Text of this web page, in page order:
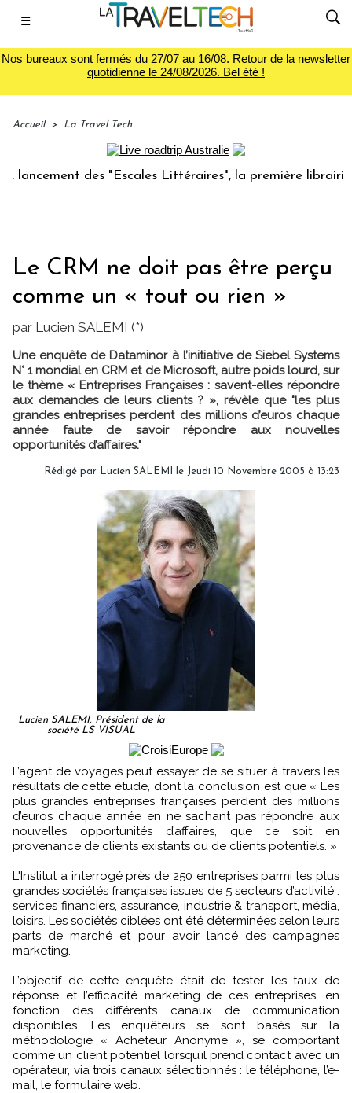
☰
Nos bureaux sont fermés du 27/07 au 16/08. Retour de la newsletter
quotidienne le 24/08/2026. Bel été !
Accueil > La Travel Tech
des "Escales Littéraires", la première librairie du
Le CRM ne doit pas être perçu
comme un « tout ou rien »
par Lucien SALEMI (*)
Une enquête de Dataminor à l’initiative de Siebel Systems
N° 1 mondial en CRM et de Microsoft, autre poids lourd, sur
le thème « Entreprises Françaises : savent-elles répondre
aux demandes de leurs clients ? », révèle que "les plus
grandes entreprises perdent des millions d’euros chaque
année faute de savoir répondre aux nouvelles
opportunités d’affaires."
Rédigé par Lucien SALEMI le Jeudi 10 Novembre 2005 à 13:23
Lucien SALEMI, Président de la
société LS VISUAL
L’agent de voyages peut essayer de se situer à travers les
résultats de cette étude, dont la conclusion est que « Les
plus grandes entreprises françaises perdent des millions
d’euros chaque année en ne sachant pas répondre aux
nouvelles opportunités d’affaires, que ce soit en
provenance de clients existants ou de clients potentiels. »
L'Institut a interrogé près de 250 entreprises parmi les plus
grandes sociétés françaises issues de 5 secteurs d’activité :
services financiers, assurance, industrie & transport, média,
loisirs. Les sociétés ciblées ont été déterminées selon leurs
parts de marché et pour avoir lancé des campagnes
marketing.
L’objectif de cette enquête était de tester les taux de
réponse et l’efficacité marketing de ces entreprises, en
fonction des différents canaux de communication
disponibles. Les enquêteurs se sont basés sur la
méthodologie « Acheteur Anonyme », se comportant
comme un client potentiel lorsqu’il prend contact avec un
opérateur, via trois canaux sélectionnés : le téléphone, l’e-
mail, le formulaire web.